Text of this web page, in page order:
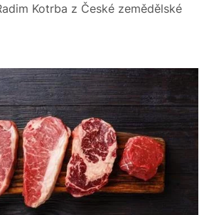
Kotrba z České zemědělské